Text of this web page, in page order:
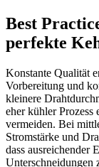
Best
perfekte
Konstante Qualität
Vorbereitung und
kleinere
eher kühler Prozess
vermeiden. Bei
Stromstärke und
dass ausreichender
Unterschneidungen